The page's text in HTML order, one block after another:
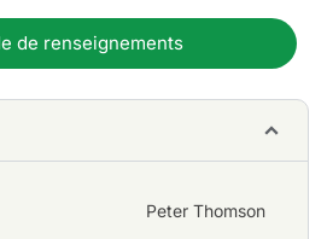
de renseignements
Peter Thomson